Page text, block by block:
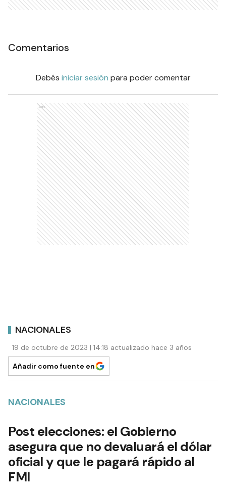
Comentarios
Debés iniciar sesión para poder comentar
Ads
NACIONALES
19 de octubre de 2023 | 14:18 actualizado hace 3 años
Añadir como fuente en
NACIONALES
Post elecciones: el Gobierno
asegura que no devaluará el dólar
oficial y que le pagará rápido al
FMI